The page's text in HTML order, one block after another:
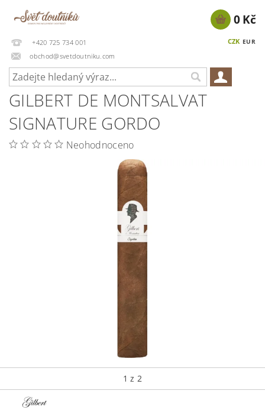
+420 725 734 001
obchod@svetdoutniku.com
CZK EUR
0 Kč
GILBERT DE MONTSALVAT
SIGNATURE GORDO
Neohodnoceno
1 z 2